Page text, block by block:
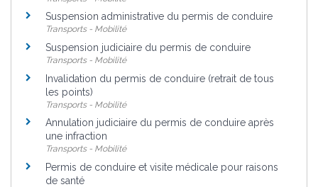
Suspension administrative du permis de conduire
Transports - Mobilité
Suspension judiciaire du permis de conduire
Transports - Mobilité
Invalidation du permis de conduire (retrait de tous
les points)
Transports - Mobilité
Annulation judiciaire du permis de conduire après
une infraction
Transports - Mobilité
Permis de conduire et visite médicale pour raisons
de santé